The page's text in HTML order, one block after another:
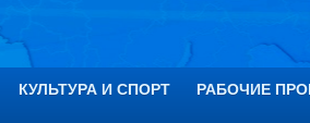
КУЛЬТУРА И СПОРТ РАБОЧИЕ